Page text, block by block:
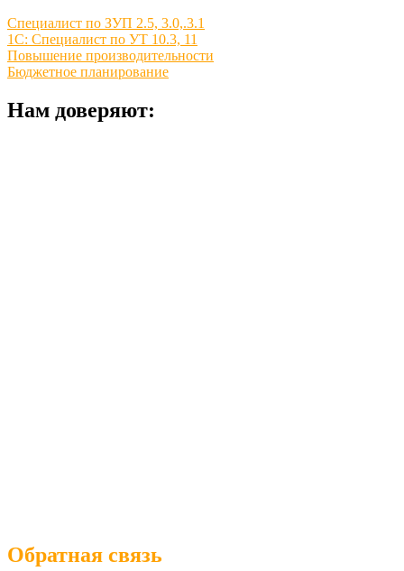
Специалист по ЗУП 2.5, 3.0,.3.1
1С: Специалист по УТ 10.3, 11
Повышение производительности
Бюджетное планирование
Нам доверяют:
Обратная связь